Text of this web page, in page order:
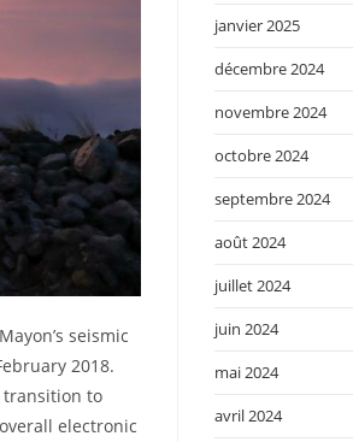
seismic
2018.
transition to
electronic
janvier 2025
décembre 2024
novembre 2024
octobre 2024
septembre 2024
août 2024
juillet 2024
juin 2024
mai 2024
avril 2024